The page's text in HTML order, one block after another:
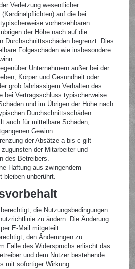
Verletzung wesentlicher
(Kardinalpflichten) auf die bei
vorhersehbaren
der Höhe nach auf die
Durchschnittsschäden begrenzt. Dies
Folgeschäden wie insbesondere
Unternehmern außer bei der
Körper und Gesundheit oder
grob fahrlässigem Verhalten des
bei Vertragsschluss typischerweise
und im Übrigen der Höhe nach
Durchschnittsschäden
auch für mittelbare Schäden,
Gewinn.
der Absätze a bis c gilt
der Mitarbeiter und
des Betreibers.
Haftung aus zwingendem
bleiben unberührt.
die Nutzungsbedingungen
zu ändern. Die Änderung
E-Mail mitgeteilt.
den Änderungen zu
Falle des Widerspruchs erlischt das
und dem Nutzer bestehende
mit sofortiger Wirkung.